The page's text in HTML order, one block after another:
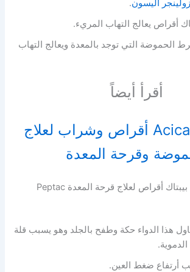
اليسون.
أقراص يعالج التهاب المريء.
الحموضة التي توجد بالمعدة ويعالج التهاب
أقرأ أيضاً
أسيكير Acicare أقراص وشراب لعلاج
وقرحة المعدة
الآثار الجانبية لدواء بيبتاك أقراص لعلاج قرحة المعدة Peptac
هذا الدواء حكة وطفح بالجلد وهو يسبب قلة
أرتفاع ضغط العين.